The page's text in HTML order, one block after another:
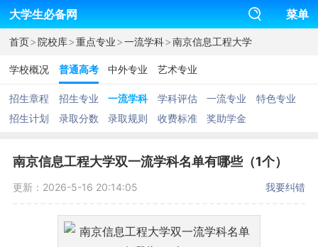
大学生必备网 菜单
首页>院校库>重点专业>一流学科>南京信息工程大学
学校概况 普通高考 中外专业 艺术专业
招生章程 招生专业 一流学科 学科评估 一流专业
特色专业
招生计划
录取分数 录取规则 收费标准 奖助学金
南京信息工程大学双一流学科名单有哪些（1个）
更新：2026-5-16 20:14:05 我要纠错